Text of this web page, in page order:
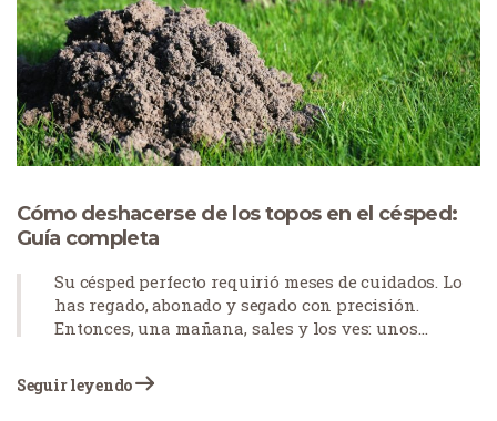
Cómo deshacerse de los topos en el césped:
Guía completa
Su césped perfecto requirió meses de cuidados. Lo
has regado, abonado y segado con precisión.
Entonces, una mañana, sales y los ves: unos
tu césped, antes impoluto. Los topos se han
instalado y están renovando sin permiso. Los
Seguir leyendo